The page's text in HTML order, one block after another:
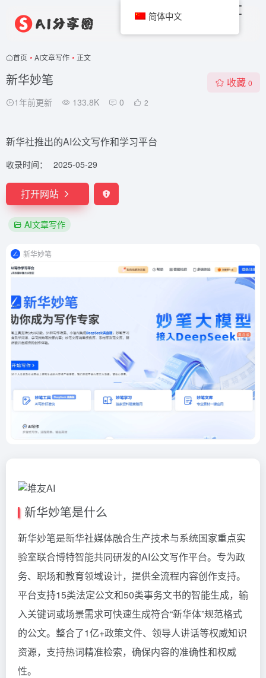
首页 • AI文章写作 • 正文
新华妙笔
1年前更新 133.8K 0 2
收藏 0
新华社推出的AI公文写作和学习平台
收录时间： 2025-05-29
打开网站
AI文章写作
新华妙笔
新华妙笔是什么
新华妙笔是新华社媒体融合生产技术与系统国家重点实
验室联合博特智能共同研发的AI公文写作平台。专为政
务、职场和教育领域设计，提供全流程内容创作支持。
平台支持15类法定公文和50类事务文书的智能生成，输
入关键词或场景需求可快速生成符合“新华体”规范格式
的公文。整合了1亿+政策文件、领导人讲话等权威知识
资源，支持热词精准检索，确保内容的准确性和权威
性。
简体中文